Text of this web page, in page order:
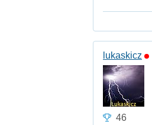
lukaskicz
46